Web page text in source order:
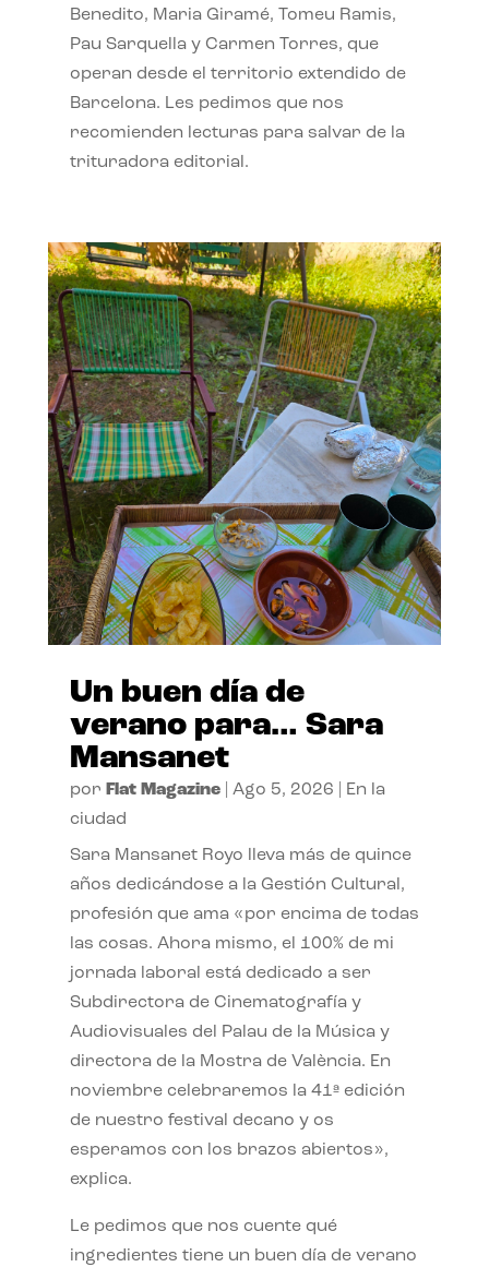
Benedito, Maria Giramé, Tomeu Ramis,
Pau Sarquella y Carmen Torres, que
operan desde el territorio extendido de
Barcelona. Les pedimos que nos
recomienden lecturas para salvar de la
trituradora editorial.
Un buen día de
verano para… Sara
Mansanet
por Flat Magazine| Ago 5, 2026
En la
ciudad
Sara Mansanet Royo lleva más de quince
años dedicándose a la Gestión Cultural,
profesión que ama «por encima de todas
las cosas. Ahora mismo, el 100% de mi
jornada laboral está dedicado a ser
Subdirectora de Cinematografía y
Audiovisuales del Palau de la Música y
directora de la Mostra de València. En
noviembre celebraremos la 41ª edición
de nuestro festival decano y os
esperamos con los brazos abiertos»,
explica.
Le pedimos que nos cuente qué
ingredientes tiene un buen día de verano